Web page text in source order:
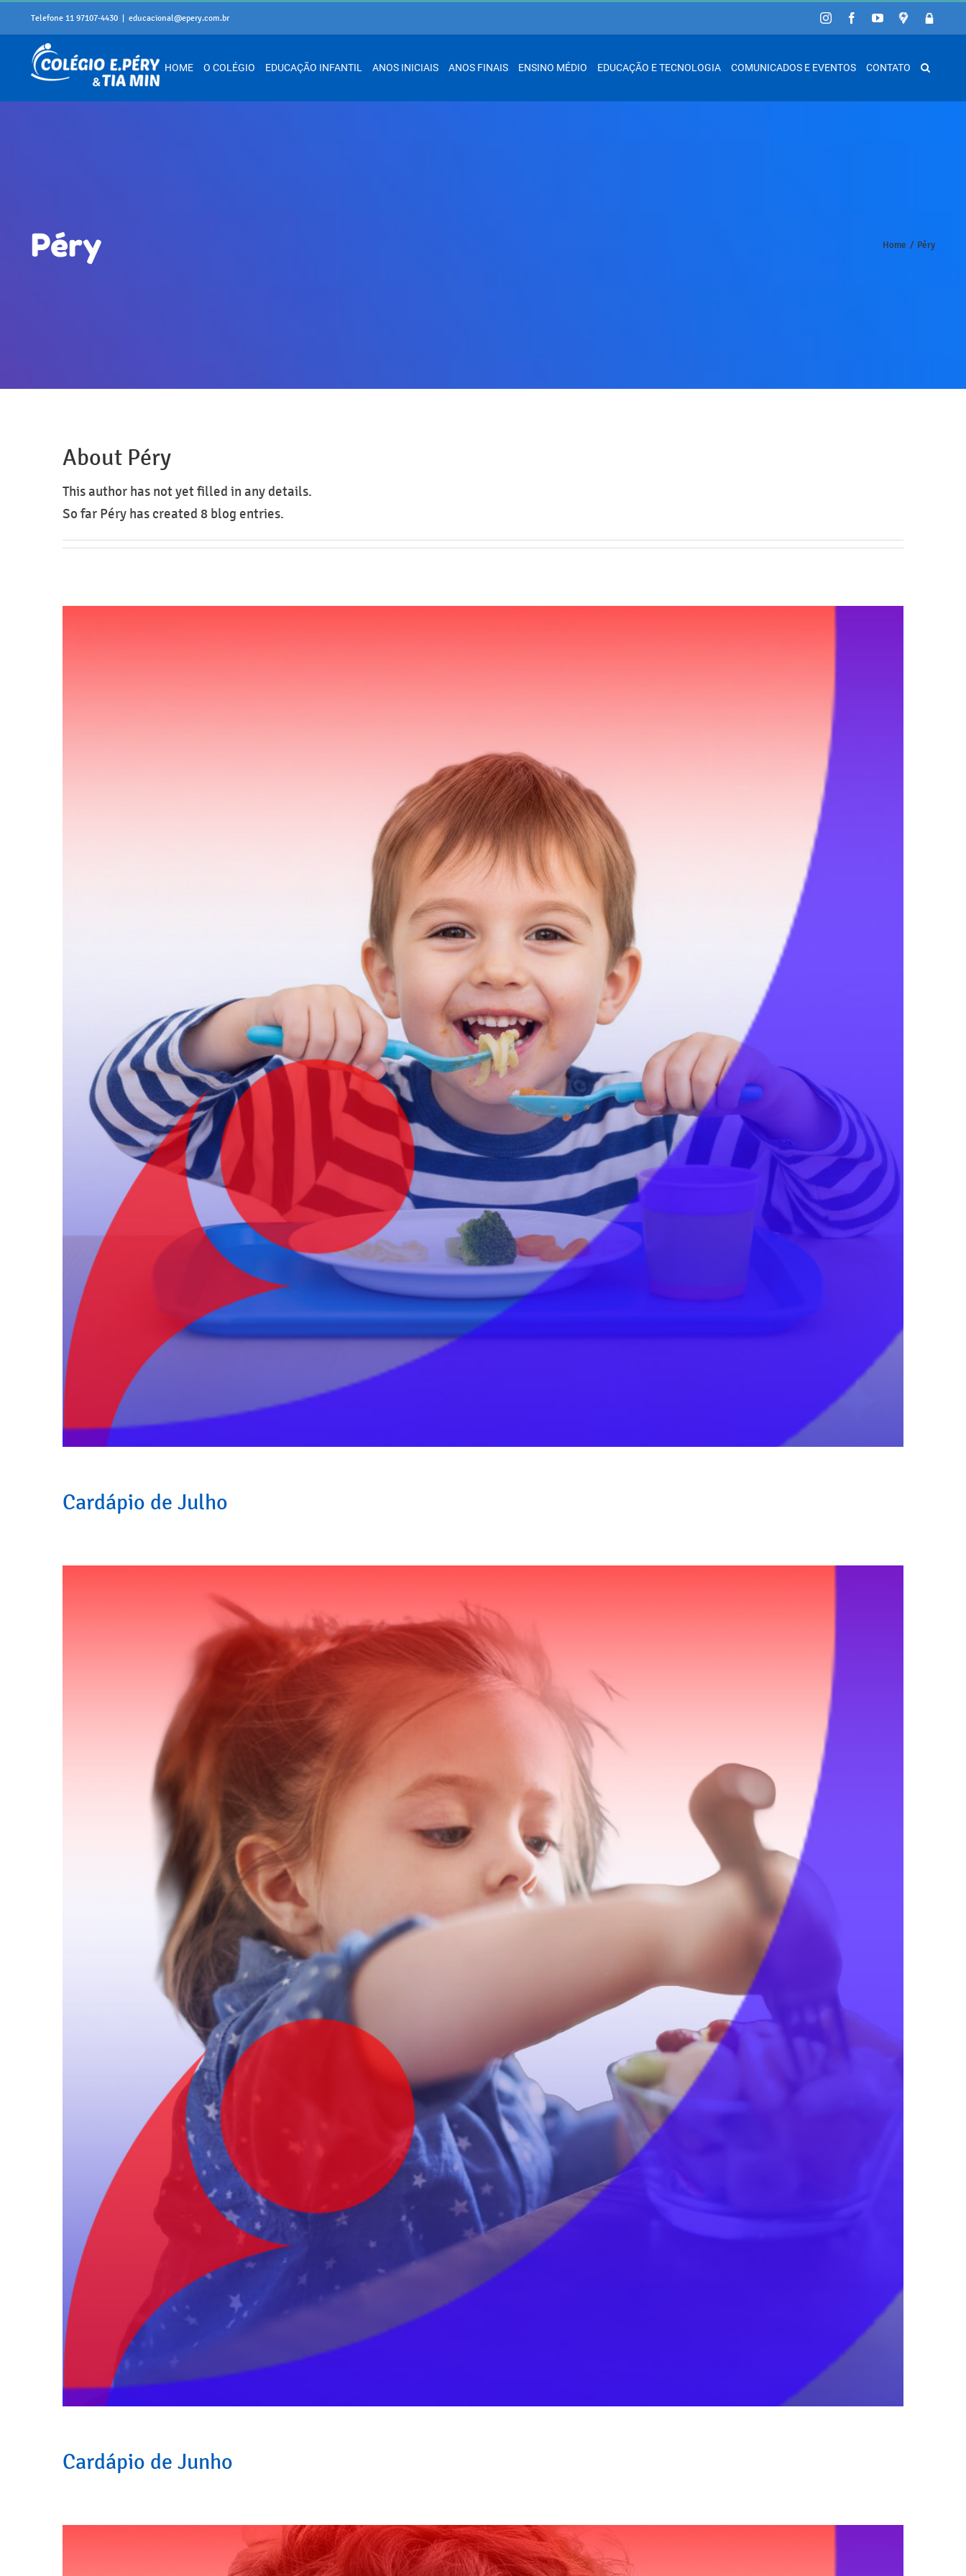
to
content
Telefone 11 97107-4430 educacional@epery.com.br InstagramFacebookYouTube
GoogleÁrea
HOME O COLÉGIO EDUCAÇÃO INFANTIL ANOS INICIAIS ANOS FINAIS ENSINO MÉDIO EDUCAÇÃO E TECNOLOGIA COMUNICADOS E EVENTOS CONTATO
Péry Home / Péry
About Péry
This author has not yet filled in any details.
So far Péry has created 8 blog entries.
Cardápio de Julho
Cardápio de Junho